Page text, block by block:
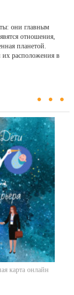
они главным
отношения,
планетой.
их расположения в
...
карта онлайн